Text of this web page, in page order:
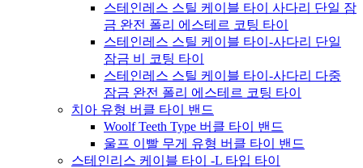
스테인레스 스틸 케이블 타이 사다리 단일 잠
금 완전 폴리 에스테르 코팅 타이
스테인레스 스틸 케이블 타이-사다리 단일
잠금 비 코팅 타이
스테인레스 스틸 케이블 타이-사다리 다중
잠금 완전 폴리 에스테르 코팅 타이
치아 유형 버클 타이 밴드
Woolf Teeth Type 버클 타이 밴드
울프 이빨 무게 유형 버클 타이 밴드
스테인리스 케이블 타이 -L 타입 타이